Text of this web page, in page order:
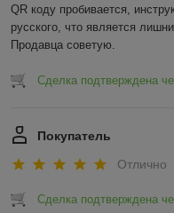
QR коду пробивается,
русского, что является
Продавца советую.
Сделка подтверждена
Покупатель
Отлично
Сделка подтверждена